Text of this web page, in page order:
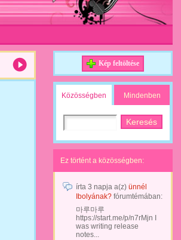
Kép feltöltése
Közösségben Mindenben
Ez történt a közösségben:
írta 3 napja a(z) ünnél
Ibolyának? fórumtémában:
마루마루
https://start.me/p/n7rMjn I
was writing release
notes...